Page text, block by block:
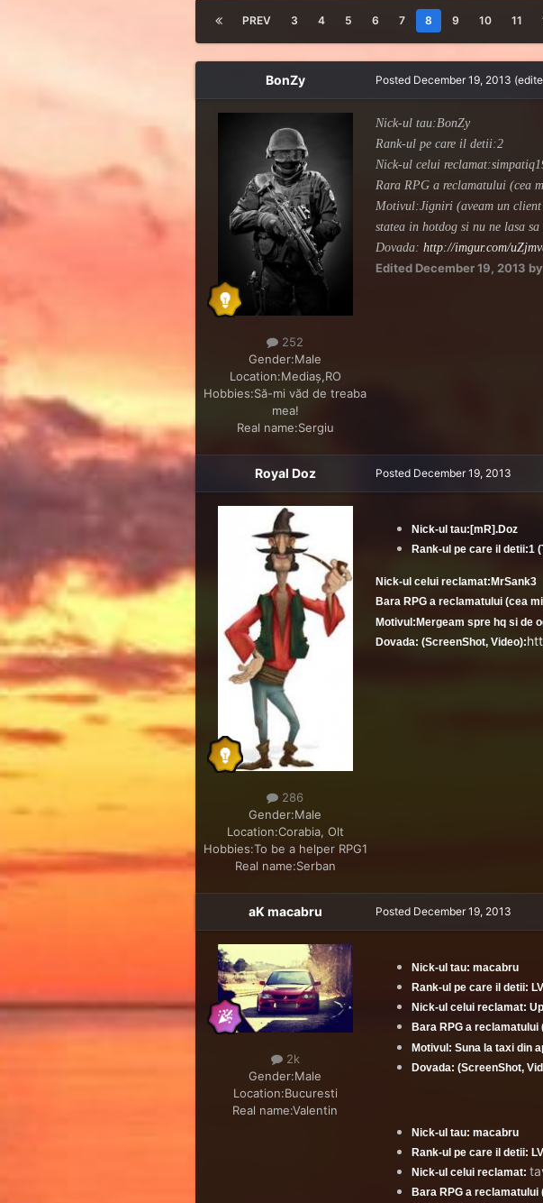
PREV 3 4 5 6 7 8 9 10 11
BonZy
252
Gender:Male
Location:Mediaș,RO
Hobbies:Să-mi văd de treaba
mea!
Real name:Sergiu
Posted December 19, 2013
Nick-ul tau:BonZy
Rank-ul pe care il detii:2
Nick-ul celui
Rara RPG a reclamatului (cea
Motivul:Jigniri (aveam un client
statea in hotdog si nu ne lasa
Dovada: http://imgur.com/
Edited December 19, 2013
Royal Doz
286
Gender:Male
Location:Corabia, Olt
Hobbies:To be a helper RPG1
Real name:Serban
Posted December 19, 2013
Nick-ul tau:[mR].Doz
Rank-ul pe care il detii:1
Nick-ul celui reclamat:MrSank3
Bara RPG a reclamatului (cea
Motivul:Mergeam spre hq si de
Dovada: (ScreenShot, Video):
aK macabru
2k
Gender:Male
Location:Bucuresti
Real name:Valentin
Posted December 19, 2013
Nick-ul tau: macabru
Rank-ul pe care il detii:
Nick-ul celui reclamat:
Bara RPG a reclamatului
Motivul: Suna la taxi din
Dovada: (ScreenShot,
Nick-ul tau: macabru
Rank-ul pe care il detii:
Nick-ul celui reclamat:
Bara RPG a reclamatului